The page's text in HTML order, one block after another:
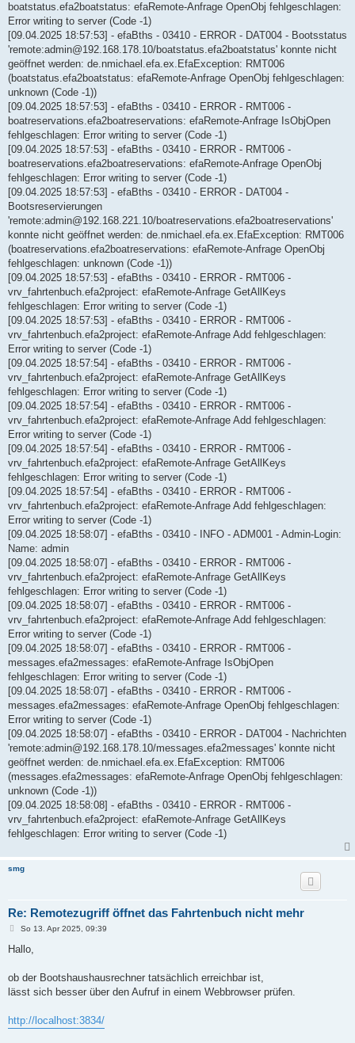
boatstatus.efa2boatstatus: efaRemote-Anfrage OpenObj fehlgeschlagen:
Error writing to server (Code -1)
[09.04.2025 18:57:53] - efaBths - 03410 - ERROR - DAT004 - Bootsstatus
'remote:admin@192.168.178.10/boatstatus.efa2boatstatus' konnte nicht
geöffnet werden: de.nmichael.efa.ex.EfaException: RMT006
(boatstatus.efa2boatstatus: efaRemote-Anfrage OpenObj fehlgeschlagen:
unknown (Code -1))
[09.04.2025 18:57:53] - efaBths - 03410 - ERROR - RMT006 -
boatreservations.efa2boatreservations: efaRemote-Anfrage IsObjOpen
fehlgeschlagen: Error writing to server (Code -1)
[09.04.2025 18:57:53] - efaBths - 03410 - ERROR - RMT006 -
boatreservations.efa2boatreservations: efaRemote-Anfrage OpenObj
fehlgeschlagen: Error writing to server (Code -1)
[09.04.2025 18:57:53] - efaBths - 03410 - ERROR - DAT004 -
Bootsreservierungen
'remote:admin@192.168.221.10/boatreservations.efa2boatreservations'
konnte nicht geöffnet werden: de.nmichael.efa.ex.EfaException: RMT006
(boatreservations.efa2boatreservations: efaRemote-Anfrage OpenObj
fehlgeschlagen: unknown (Code -1))
[09.04.2025 18:57:53] - efaBths - 03410 - ERROR - RMT006 -
vrv_fahrtenbuch.efa2project: efaRemote-Anfrage GetAllKeys
fehlgeschlagen: Error writing to server (Code -1)
[09.04.2025 18:57:53] - efaBths - 03410 - ERROR - RMT006 -
vrv_fahrtenbuch.efa2project: efaRemote-Anfrage Add fehlgeschlagen:
Error writing to server (Code -1)
[09.04.2025 18:57:54] - efaBths - 03410 - ERROR - RMT006 -
vrv_fahrtenbuch.efa2project: efaRemote-Anfrage GetAllKeys
fehlgeschlagen: Error writing to server (Code -1)
[09.04.2025 18:57:54] - efaBths - 03410 - ERROR - RMT006 -
vrv_fahrtenbuch.efa2project: efaRemote-Anfrage Add fehlgeschlagen:
Error writing to server (Code -1)
[09.04.2025 18:57:54] - efaBths - 03410 - ERROR - RMT006 -
vrv_fahrtenbuch.efa2project: efaRemote-Anfrage GetAllKeys
fehlgeschlagen: Error writing to server (Code -1)
[09.04.2025 18:57:54] - efaBths - 03410 - ERROR - RMT006 -
vrv_fahrtenbuch.efa2project: efaRemote-Anfrage Add fehlgeschlagen:
Error writing to server (Code -1)
[09.04.2025 18:58:07] - efaBths - 03410 - INFO - ADM001 - Admin-Login:
Name: admin
[09.04.2025 18:58:07] - efaBths - 03410 - ERROR - RMT006 -
vrv_fahrtenbuch.efa2project: efaRemote-Anfrage GetAllKeys
fehlgeschlagen: Error writing to server (Code -1)
[09.04.2025 18:58:07] - efaBths - 03410 - ERROR - RMT006 -
vrv_fahrtenbuch.efa2project: efaRemote-Anfrage Add fehlgeschlagen:
Error writing to server (Code -1)
[09.04.2025 18:58:07] - efaBths - 03410 - ERROR - RMT006 -
messages.efa2messages: efaRemote-Anfrage IsObjOpen
fehlgeschlagen: Error writing to server (Code -1)
[09.04.2025 18:58:07] - efaBths - 03410 - ERROR - RMT006 -
messages.efa2messages: efaRemote-Anfrage OpenObj fehlgeschlagen:
Error writing to server (Code -1)
[09.04.2025 18:58:07] - efaBths - 03410 - ERROR - DAT004 - Nachrichten
'remote:admin@192.168.178.10/messages.efa2messages' konnte nicht
geöffnet werden: de.nmichael.efa.ex.EfaException: RMT006
(messages.efa2messages: efaRemote-Anfrage OpenObj fehlgeschlagen:
unknown (Code -1))
[09.04.2025 18:58:08] - efaBths - 03410 - ERROR - RMT006 -
vrv_fahrtenbuch.efa2project: efaRemote-Anfrage GetAllKeys
fehlgeschlagen: Error writing to server (Code -1)
smg
Re: Remotezugriff öffnet das Fahrtenbuch nicht mehr
B
i
a
So 13. Apr 2025, 09:39
Hallo,
ob der Bootshaushausrechner tatsächlich erreichbar ist,
lässt sich besser über den Aufruf in einem Webbrowser prüfen.
http://localhost:3834/